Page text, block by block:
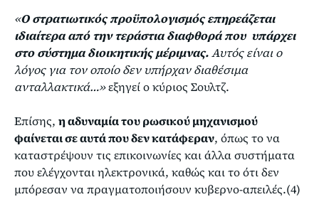
«Ο στρατιωτικός προϋπολογισμός επηρεάζεται
ιδιαίτερα από την τεράστια διαφθορά που υπάρχει
στο σύστημα διοικητικής μέριμνας.Αυτός είναι ο
λόγος για τον οποίο δεν υπήρχαν διαθέσιμα
ανταλλακτικά…»εξηγεί ο κύριος Σουλτζ.
Επίσης, η αδυναμία του ρωσικού μηχανισμού
φαίνεται σε αυτά που δεν κατάφεραν, όπως το να
καταστρέψουν τις επικοινωνίες και άλλα συστήματα
που ελέγχονται ηλεκτρονικά, καθώς και το ότι δεν
μπόρεσαν να πραγματοποιήσουν κυβερνο-απειλές.(4)